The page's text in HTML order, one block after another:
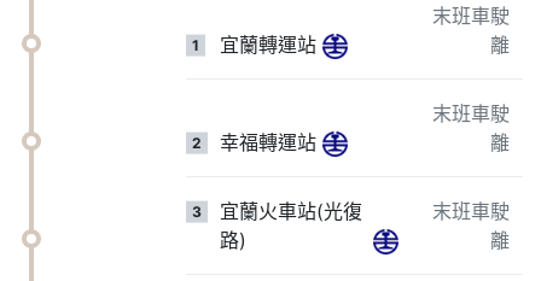
1 宜蘭轉運站
末班車駛
離
2 幸福轉運站
末班車駛
離
3
宜蘭火車站(光復
路)
末班車駛
離